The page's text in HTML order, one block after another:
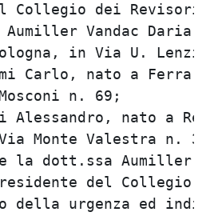
del
Aumiller Vandac
a
Carlo, nato
Via
Alessandro, nato
in Via
che la dott.ssa
di
della urgenza